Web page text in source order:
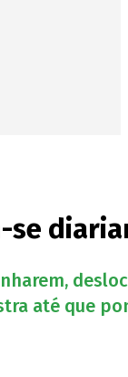
se
até que